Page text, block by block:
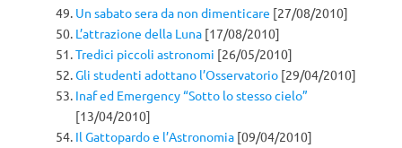
Un sabato sera da non dimenticare [27/08/2010]
L’attrazione della Luna [17/08/2010]
Tredici piccoli astronomi [26/05/2010]
Gli studenti adottano l’Osservatorio [29/04/2010]
Inaf ed Emergency “Sotto lo stesso cielo”
[13/04/2010]
Il Gattopardo e l’Astronomia [09/04/2010]